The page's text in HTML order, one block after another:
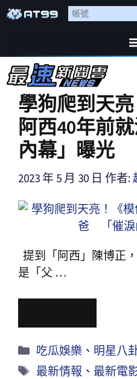
學狗爬到天亮
阿西40年前
內幕」曝光
2023 年 5 月 30 日 作者:
提到「阿西」陳博正
是「父 …
吃瓜娛樂 、 明星八
最新情報 、 最新電